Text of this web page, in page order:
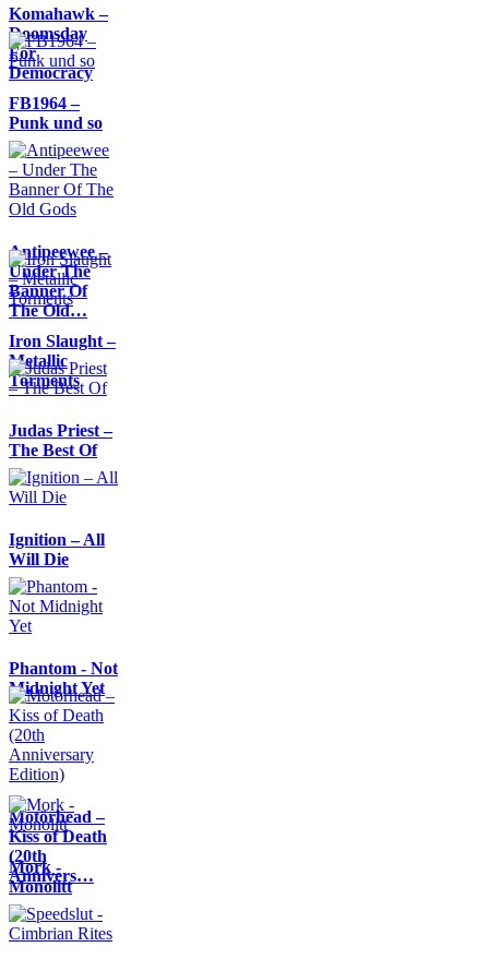
Komahawk –
Doomsday
For
Democracy
FB1964 –
Punk und so
Antipeewee –
Under The
Banner Of
The Old…
Iron Slaught –
Metallic
Torments
Judas Priest –
The Best Of
Ignition – All
Will Die
Phantom - Not
Midnight Yet
Motörhead –
Kiss of Death
(20th
Annivers…
Mork -
Monolitt